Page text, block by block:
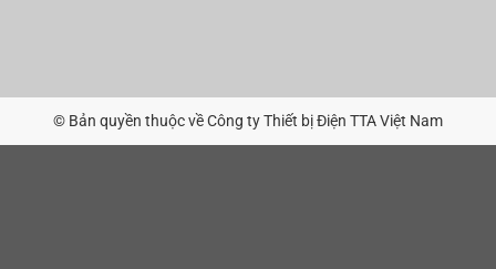
© Bản quyền thuộc về Công ty Thiết bị Điện TTA Việt Nam